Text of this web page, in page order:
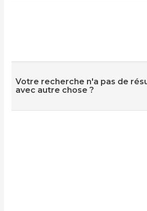
Votre recherche n'a pas de
avec autre chose ?